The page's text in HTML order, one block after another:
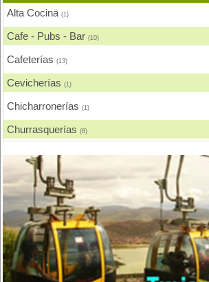
Alta Cocina(1)
Cafe - Pubs - Bar(10)
Cafeterías(13)
Cevicherías(1)
Chicharronerías(1)
Churrasquerías(8)
Comida Española(1)
Comida Francesa(1)
Comida Gourmet (1)
Comida Internacional(4)
Comida Italiana(1)
Comida Japonesa